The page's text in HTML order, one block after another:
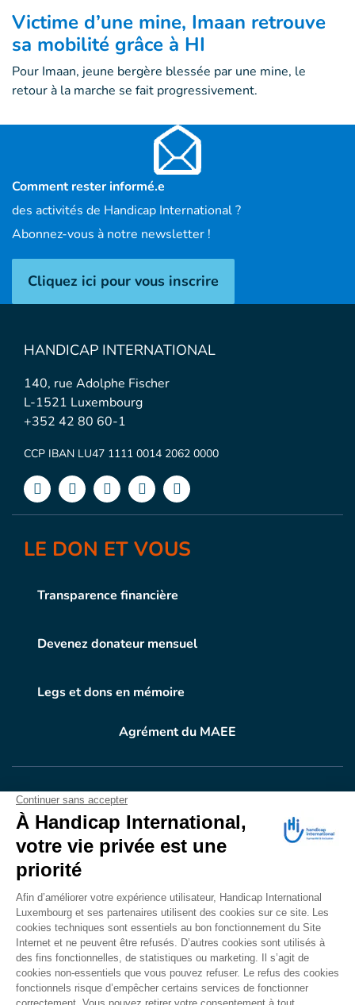
Victime d’une mine, Imaan retrouve
sa mobilité grâce à HI
Pour Imaan, jeune bergère blessée par une mine, le
retour à la marche se fait progressivement.
Comment rester informé.e
des activités de Handicap International ?
Abonnez-vous à notre newsletter !
Cliquez ici pour vous inscrire
HANDICAP INTERNATIONAL
140, rue Adolphe Fischer
L-1521 Luxembourg
+352 42 80 60-1
CCP IBAN LU47 1111 0014 2062 0000
LE DON ET VOUS
Transparence financière
Devenez donateur mensuel
Legs et dons en mémoire
Agrément du MAEE
VOTRE DONEN ACTION
Grâce à vous, en 2024, 604.716 personnes ont
bénéficié d’appareillage et d’activités de réadaptation.
Merci pour votre générosité.
Lire notre rapport annuel